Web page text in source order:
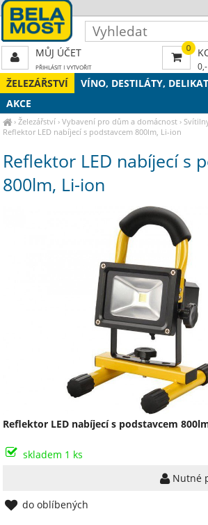
ŽELEZÁŘSTVÍ VÍNO, DESTILÁTY,
AKCE
›Železářství ›Vybavení pro dům a domácnost ›
Reflektor LED nabíjecí s podstavcem 800lm, Li-ion
Reflektor LED nabíjecí s
800lm, Li-ion
Reflektor LED nabíjecí s podstavcem
skladem 1 ks
Nutné
do oblíbených
0
0,-
MŮJ ÚČET
PŘIHLÁSIT| VYTVOŘIT